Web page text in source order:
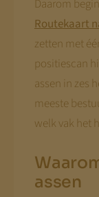
Daarom
Routekaart
zetten met
positiescan
assen in zes
meeste
welk vak het
assen